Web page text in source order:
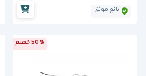
بائع موثق
50% خصم